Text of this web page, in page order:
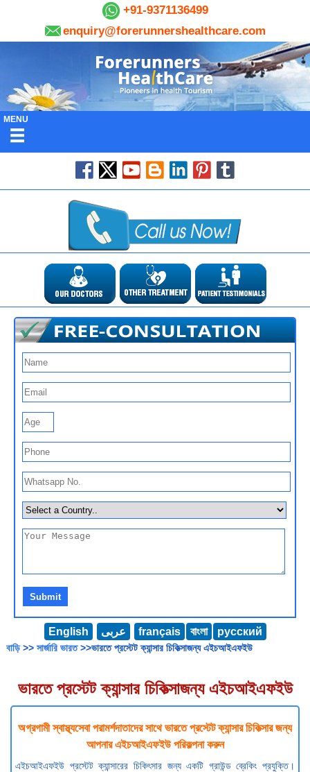
+91-9371136499
enquiry@forerunnershealthcare.com
MENU
English عربى français বাংলা русский
বাড়ি>> সার্জারি ভারত>>ভারতে প্রস্টেট ক্যান্সার চিকিত্সাজন্য এইচআইএফইউ
ভারতে প্রস্টেট ক্যান্সার চিকিত্সাজন্য এইচআইএফইউ
অগ্রগামী স্বাস্থ্যসেবা পরামর্শদাতাদের সাথে ভারতে প্রস্টেট ক্যান্সার চিকিত্সার জন্য
আপনার এইচআইএফইউ পরিকল্পনা করুন
এইচআইএফইউ প্রস্টেট ক্যান্সারের চিকিৎসার জন্য একটি গ্রাউন্ড ব্রেকিং প্রযুক্তি।